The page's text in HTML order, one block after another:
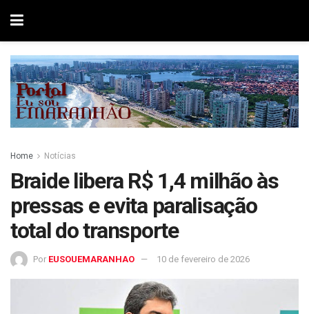
Home Notícias
Braide libera R$ 1,4 milhão às
pressas e evita paralisação
total do transporte
Por EUSOUEMARANHAO 10 de fevereiro de 2026